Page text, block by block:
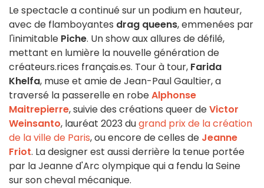
Le spectacle a continué sur un podium en hauteur,
avec de flamboyantes drag queens, emmenées par
l'inimitable Piche. Un show aux allures de défilé,
mettant en lumière la nouvelle génération de
créateurs.rices français.es. Tour à tour, Farida
Khelfa, muse et amie de Jean-Paul Gaultier, a
traversé la passerelle en robeAlphonse
Maitrepierre, suivie des créations queer deVictor
Weinsanto, lauréat 2023 dugrand prix de la création
de la ville de Paris, ou encore de celles de Jeanne
Friot. La designer est aussi derrière la tenue portée
par la Jeanne d'Arc olympique qui a fendu la Seine
sur son cheval mécanique.